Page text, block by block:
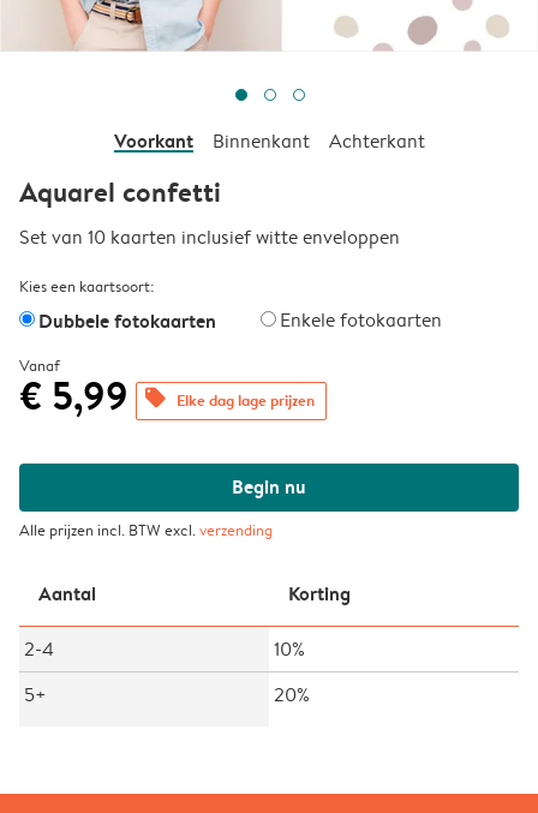
Voorkant Binnenkant Achterkant
Aquarel confetti
Set van 10 kaarten inclusief witte enveloppen
Kies een kaartsoort:
Dubbele fotokaarten Enkele fotokaarten
Vanaf
€ 5,99 offers Elke dag lage prijzen
Begin nu
Alle prijzen incl. BTW excl.verzending
Aantal Korting
2-4
10%
5+
20%